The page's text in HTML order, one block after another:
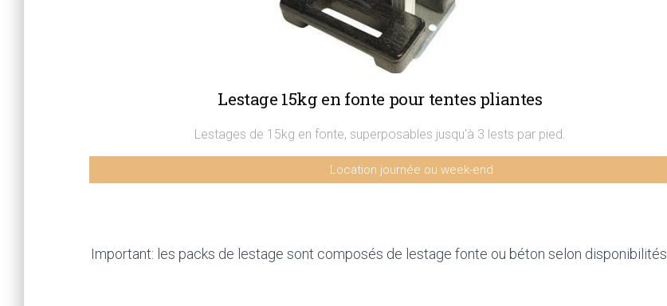
Lestage 15kg en fonte pour tentes pliantes
Lestages de 15kg en fonte, superposables jusqu'à 3 lests par pied.
Location journée ou week-end
Important: les packs de lestage sont composés de lestage fonte ou béton selon disponibilités.